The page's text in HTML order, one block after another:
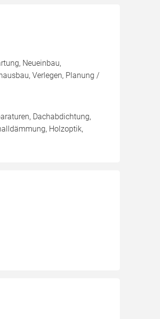
Neueinbau,
Verlegen, Planung /
Dachabdichtung,
Holzoptik,